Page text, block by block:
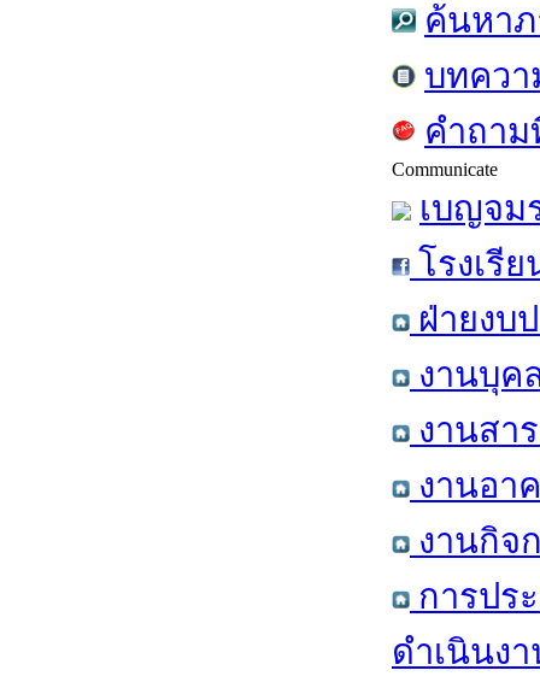
ค้นหาภ
บทควา
คำถา
Communicate
เบญจม
โรงเรี
ฝ่ายงบ
งานบุค
งานสา
งานอา
งานกิจ
การปร
ดำเนินง